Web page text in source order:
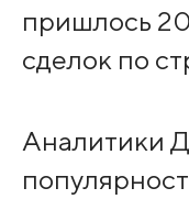
пришлось
сделок по
Аналитики